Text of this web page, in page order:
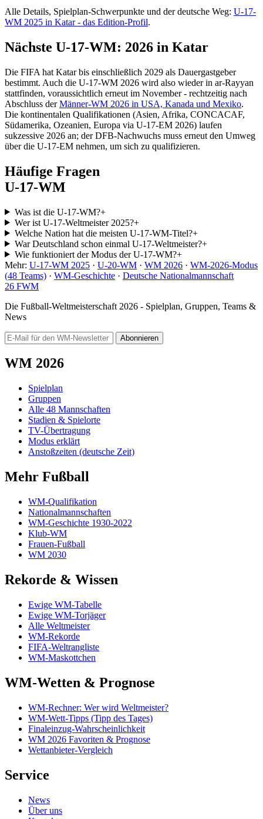
Alle Details, Spielplan-Schwerpunkte und der deutsche Weg: U-17-
WM 2025 in Katar - das Edition-Profil.
Nächste U-17-WM: 2026 in Katar
Die FIFA hat Katar bis einschließlich 2029 als Dauergastgeber
bestimmt. Auch die U-17-WM 2026 wird also wieder in ar-Rayyan
stattfinden, voraussichtlich erneut im November - rechtzeitig nach
Abschluss derMänner-WM 2026 in USA, Kanada und Mexiko.
Die kontinentalen Qualifikationen (Asien, Afrika, CONCACAF,
Südamerika, Ozeanien, Europa via U-17-EM 2026) laufen
sukzessive 2026 an; der DFB-Nachwuchs muss erneut den Umweg
über die U-17-EM nehmen, um sich zu qualifizieren.
Häufige Fragen
U-17-WM
Was ist die U-17-WM?+
Wer ist U-17-Weltmeister 2025?+
Welche Nation hat die meisten U-17-WM-Titel?+
War Deutschland schon einmal U-17-Weltmeister?+
Wie funktioniert der Modus der U-17-WM?+
Mehr: U-17-WM 2025 · U-20-WM · WM 2026 · WM-2026-Modus
(48 Teams) · WM-Geschichte · Deutsche Nationalmannschaft
26 FWM
Die Fußball-Weltmeisterschaft 2026 - Spielplan, Gruppen, Teams &
News
Abonnieren
WM 2026
Spielplan
Gruppen
Alle 48 Mannschaften
Stadien & Spielorte
TV-Übertragung
Modus erklärt
Anstoßzeiten (deutsche Zeit)
Mehr Fußball
WM-Qualifikation
Nationalmannschaften
WM-Geschichte 1930-2022
Klub-WM
Frauen-Fußball
WM 2030
Rekorde & Wissen
Ewige WM-Tabelle
Ewige WM-Torjäger
Alle Weltmeister
WM-Rekorde
FIFA-Weltrangliste
WM-Maskottchen
WM-Wetten & Prognose
WM-Rechner: Wer wird Weltmeister?
WM-Wett-Tipps (Tipp des Tages)
Finaleinzug-Wahrscheinlichkeit
WM 2026 Favoriten & Prognose
Wettanbieter-Vergleich
Service
News
Über uns